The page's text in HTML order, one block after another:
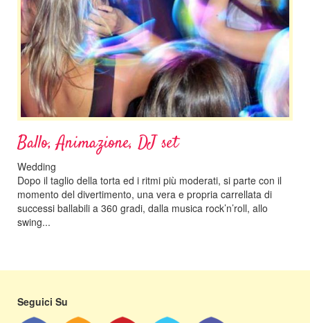
Ballo, Animazione, DJ set
Wedding
Dopo il taglio della torta ed i ritmi più moderati, si parte con il
momento del divertimento, una vera e propria carrellata di
successi ballabili a 360 gradi, dalla musica rock’n’roll, allo
swing...
Seguici Su